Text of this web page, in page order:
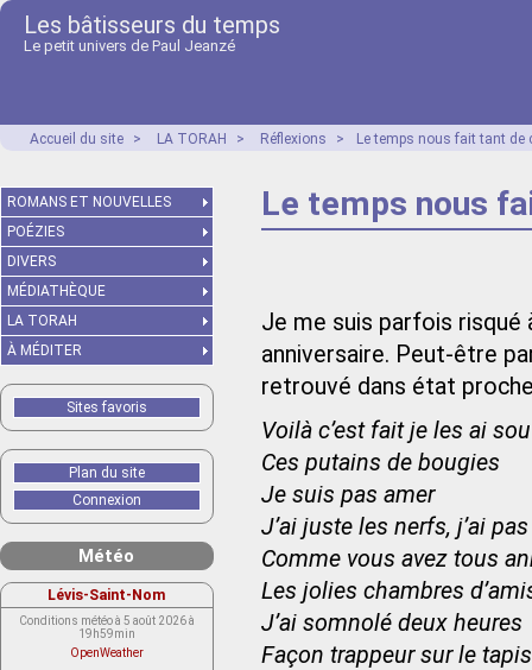
Les bâtisseurs du temps
Le petit univers de Paul Jeanzé
Accueil du site > LA TORAH > Réflexions > Le temps nous fait tant de
Le temps nous
Je me suis parfois risqué
anniversaire. Peut-être
retrouvé dans état
Voilà c’est fait je les ai
Ces putains de bougies
Je suis pas amer
J’ai juste les nerfs, j’ai
Comme vous avez tous
Les jolies chambres
J’ai somnolé deux heures
Façon trappeur sur le tapis
ROMANS ET NOUVELLES
POÉZIES
DIVERS
MÉDIATHÈQUE
LA TORAH
À MÉDITER
Sites favoris
Plan du site
Connexion
Météo
Lévis-Saint-Nom
Conditions météo à 5 août 2026 à
19h59min
OpenWeather